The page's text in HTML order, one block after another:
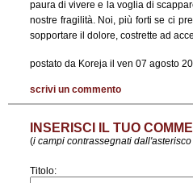
paura di vivere e la voglia di
nostre fragilità. Noi, più forti se ci
sopportare il dolore, costrette ad
postato da Koreja il ven 07 agosto
scrivi un commento
INSERISCI IL TUO
(i campi contrassegnati
Titolo: